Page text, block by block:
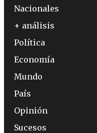
Nacionales
+ análisis
Política
Economía
Mundo
País
Opinión
Sucesos